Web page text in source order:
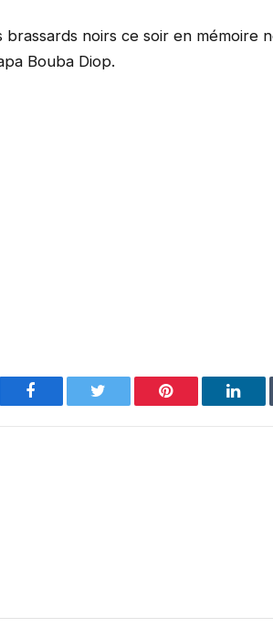
noirs ce soir en mémoire
Bouba Diop.
Facebook Pinterest